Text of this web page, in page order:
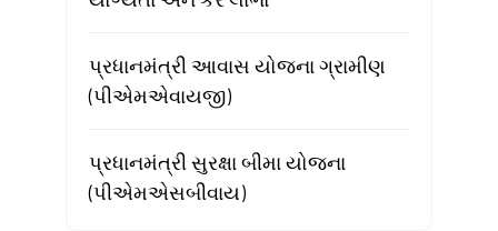
પ્રધાનમંત્રી આવાસ યોજના ગ્રામીણ
(પીએમએવાયજી)
પ્રધાનમંત્રી સુરક્ષા બીમા યોજના
(પીએમએસબીવાય)